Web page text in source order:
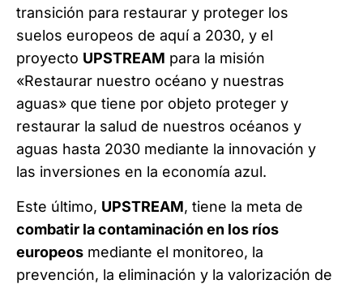
transición para restaurar y proteger los
suelos europeos de aquí a 2030, y el
proyecto UPSTREAM para la misión
«Restaurar nuestro océano y nuestras
aguas» que tiene por objeto proteger y
restaurar la salud de nuestros océanos y
aguas hasta 2030 mediante la innovación y
las inversiones en la economía azul.
Este último, UPSTREAM, tiene la meta de
combatir la contaminación en los ríos
europeos mediante el monitoreo, la
prevención, la eliminación y la valorización de